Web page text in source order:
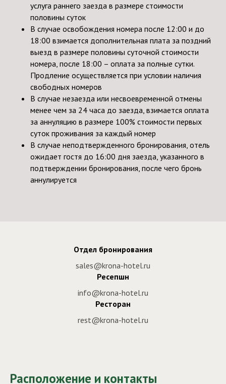
услуга раннего заезда в размере стоимости
половины суток
В случае освобождения номера после 12:00 и до
18:00 взимается дополнительная плата за поздний
выезд в размере половины суточной стоимости
номера, после 18:00 – оплата за полные сутки.
Продление осуществляется при условии наличия
свободных номеров
В случае незаезда или несвоевременной отмены
менее чем за 24 часа до заезда, взимается оплата
за аннуляцию в размере 100% стоимости первых
суток проживания за каждый номер
В случае неподтвержденного бронирования, отель
ожидает гостя до 16:00 дня заезда, указанного в
подтверждении бронирования, после чего бронь
аннулируется
Отдел бронирования
sales@krona-hotel.ru
Ресепшн
info@krona-hotel.ru
Ресторан
rest@krona-hotel.ru
Расположение и контакты